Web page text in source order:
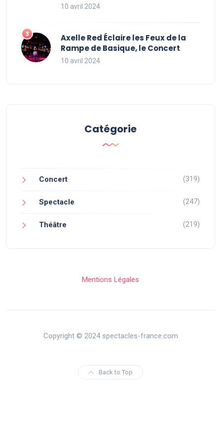
10 avril 2024
Axelle Red Éclaire les Feux de la
Rampe de Basique, le Concert
10 avril 2024
Catégorie
Concert (319)
Spectacle (247)
Théâtre (219)
Mentions Légales
Copyright © 2024 spectacles-france.com
Back to Top